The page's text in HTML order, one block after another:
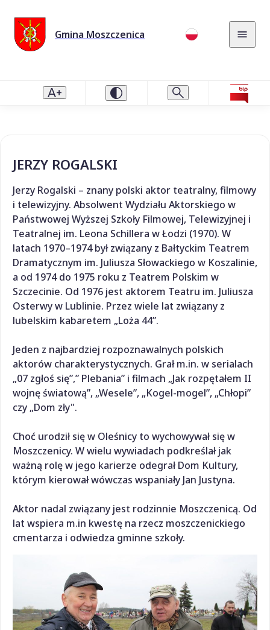
Gmina Moszczenica
JERZY ROGALSKI
Jerzy Rogalski – znany polski aktor teatralny, filmowy
i telewizyjny. Absolwent Wydziału Aktorskiego w
Państwowej Wyższej Szkoły Filmowej, Telewizyjnej i
Teatralnej im. Leona Schillera w Łodzi (1970). W
latach 1970–1974 był związany z Bałtyckim Teatrem
Dramatycznym im. Juliusza Słowackiego w Koszalinie,
a od 1974 do 1975 roku z Teatrem Polskim w
Szczecinie. Od 1976 jest aktorem Teatru im. Juliusza
Osterwy w Lublinie. Przez wiele lat związany z
lubelskim kabaretem „Loża 44”.
Jeden z najbardziej rozpoznawalnych polskich
aktorów charakterystycznych. Grał m.in. w serialach
„07 zgłoś się”,” Plebania” i filmach „Jak rozpętałem II
wojnę światową”, „Wesele”, „Kogel-mogel”, „Chłopi”
czy „Dom zły".
Choć urodził się w Oleśnicy to wychowywał się w
Moszczenicy. W wielu wywiadach podkreślał jak
ważną rolę w jego karierze odegrał Dom Kultury,
którym kierował wówczas wspaniały Jan Justyna.
Aktor nadal związany jest rodzinnie Moszczenicą. Od
lat wspiera m.in kwestę na rzecz moszczenickiego
cmentarza i odwiedza gminne szkoły.